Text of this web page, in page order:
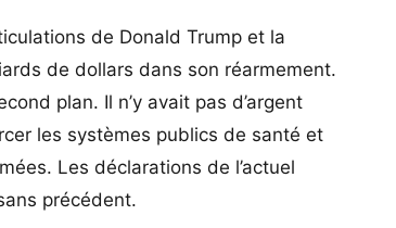
de Donald Trump et la
de dollars dans son réarmement.
plan. Il n’y avait pas d’argent
les systèmes publics de santé et
Les déclarations de l’actuel
précédent.